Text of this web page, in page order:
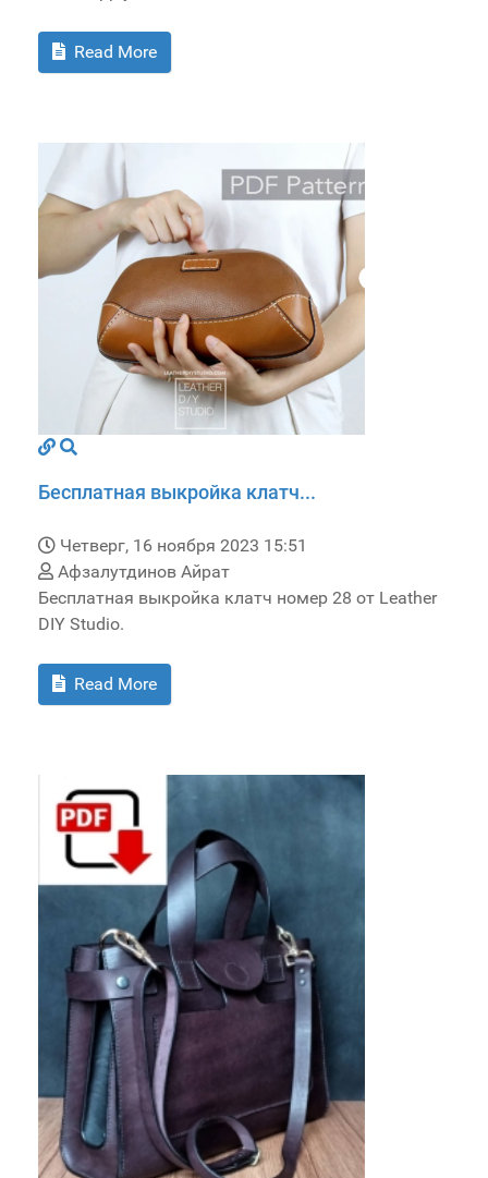
Read More
Бесплатная выкройка клатч...
Четверг, 16 ноября 2023 15:51
Афзалутдинов Айрат
Бесплатная выкройка клатч номер 28 от Leather
DIY Studio.
Read More